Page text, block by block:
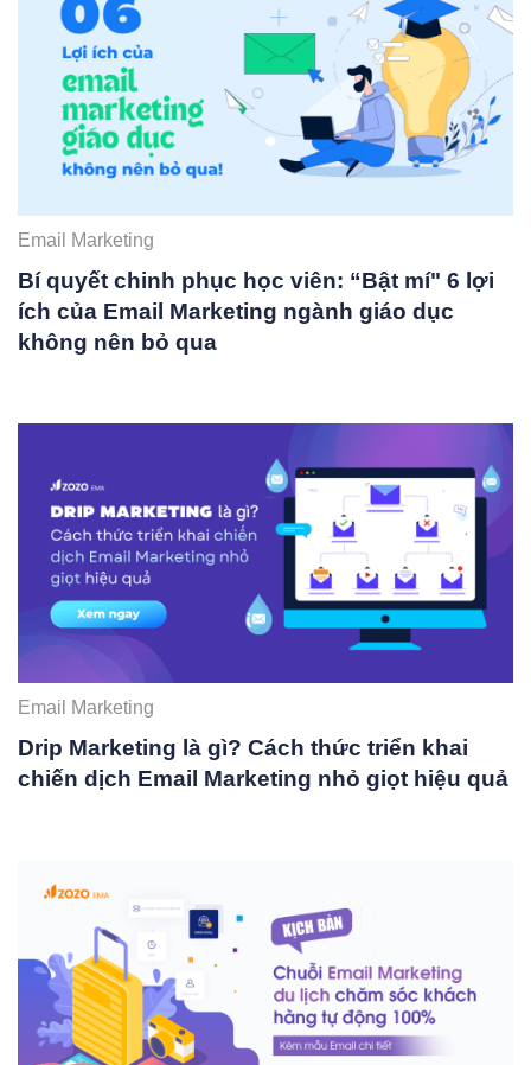
Email Marketing
Bí quyết chinh phục học viên: “Bật mí" 6 lợi
ích của Email Marketing ngành giáo dục
không nên bỏ qua
Email Marketing
Drip Marketing là gì? Cách thức triển khai
chiến dịch Email Marketing nhỏ giọt hiệu quả